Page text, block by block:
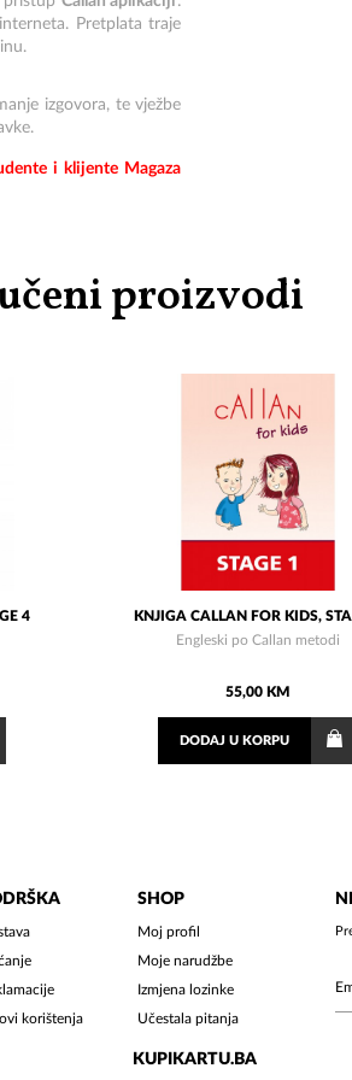
Pretplata traje
izgovora, te vježbe
i klijente Magaza
proizvodi
4
KNJIGA CALLAN FOR KIDS,
Engleski po Callan metodi
55,00 KM
DODAJ U KORPU
korištenja
SHOP
Moj profil
Moje narudžbe
Izmjena lozinke
Učestala pitanja
KUPIKARTU.BA